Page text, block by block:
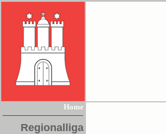
Home
Regionalliga